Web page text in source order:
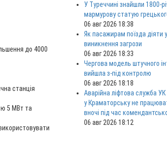
до 4000
станція
5 МВт та
У Туреччині знайшли 1800-
мармурову статую
06 авг 2026 18:38
Як пасажирам поїзда діяти у
виникнення загрози
06 авг 2026 18:33
Чергова модель штучного
вийшла з-під контролю
06 авг 2026 18:18
Аварійна ліфтова служба УК
у Краматорську не
вночі під час
06 авг 2026 18:12